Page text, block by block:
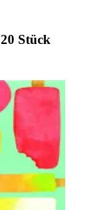
Stück